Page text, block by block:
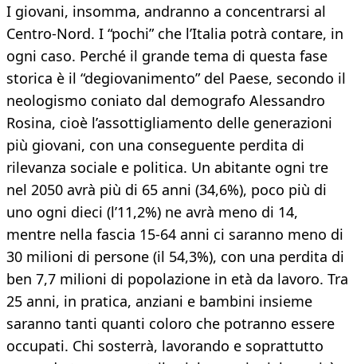
I giovani, insomma, andranno a concentrarsi al
Centro-Nord. I “pochi” che l’Italia potrà contare, in
ogni caso. Perché il grande tema di questa fase
storica è il “degiovanimento” del Paese, secondo il
neologismo coniato dal demografo Alessandro
Rosina, cioè l’assottigliamento delle generazioni
più giovani, con una conseguente perdita di
rilevanza sociale e politica. Un abitante ogni tre
nel 2050 avrà più di 65 anni (34,6%), poco più di
uno ogni dieci (l’11,2%) ne avrà meno di 14,
mentre nella fascia 15-64 anni ci saranno meno di
30 milioni di persone (il 54,3%), con una perdita di
ben 7,7 milioni di popolazione in età da lavoro. Tra
25 anni, in pratica, anziani e bambini insieme
saranno tanti quanti coloro che potranno essere
occupati. Chi sosterrà, lavorando e soprattutto